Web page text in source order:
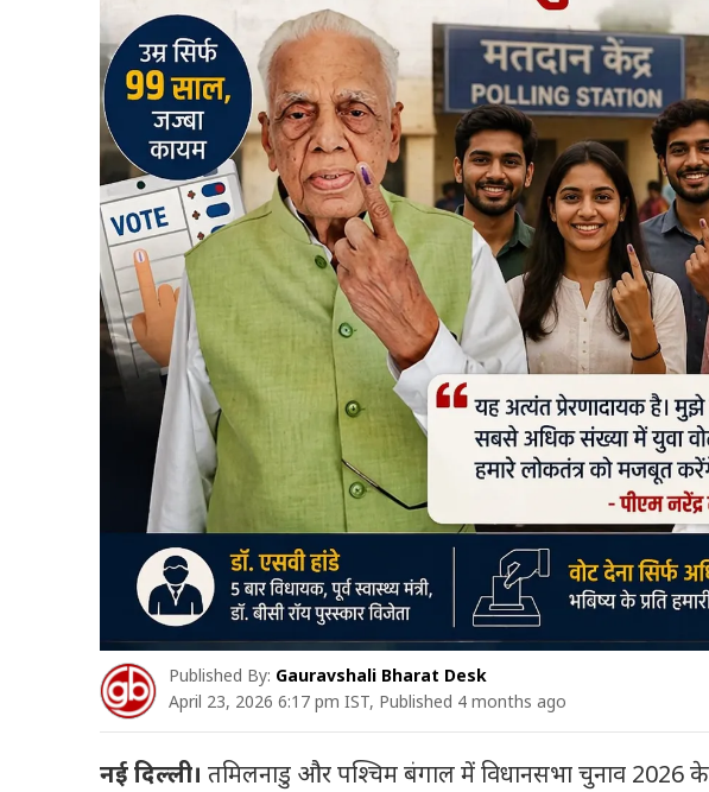
Published By: Gauravshali Bharat Desk
April 23, 2026 6:17 pm IST, Published 4 months ago
नई दिल्ली। तमिलनाडु और पश्चिम बंगाल में विधानसभा चुनाव 2026